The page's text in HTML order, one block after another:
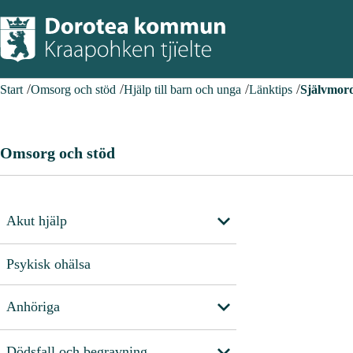
Start Omsorg och stöd Hjälp till barn och unga Länktips
Omsorg och stöd
Akut hjälp
Psykisk ohälsa
Anhöriga